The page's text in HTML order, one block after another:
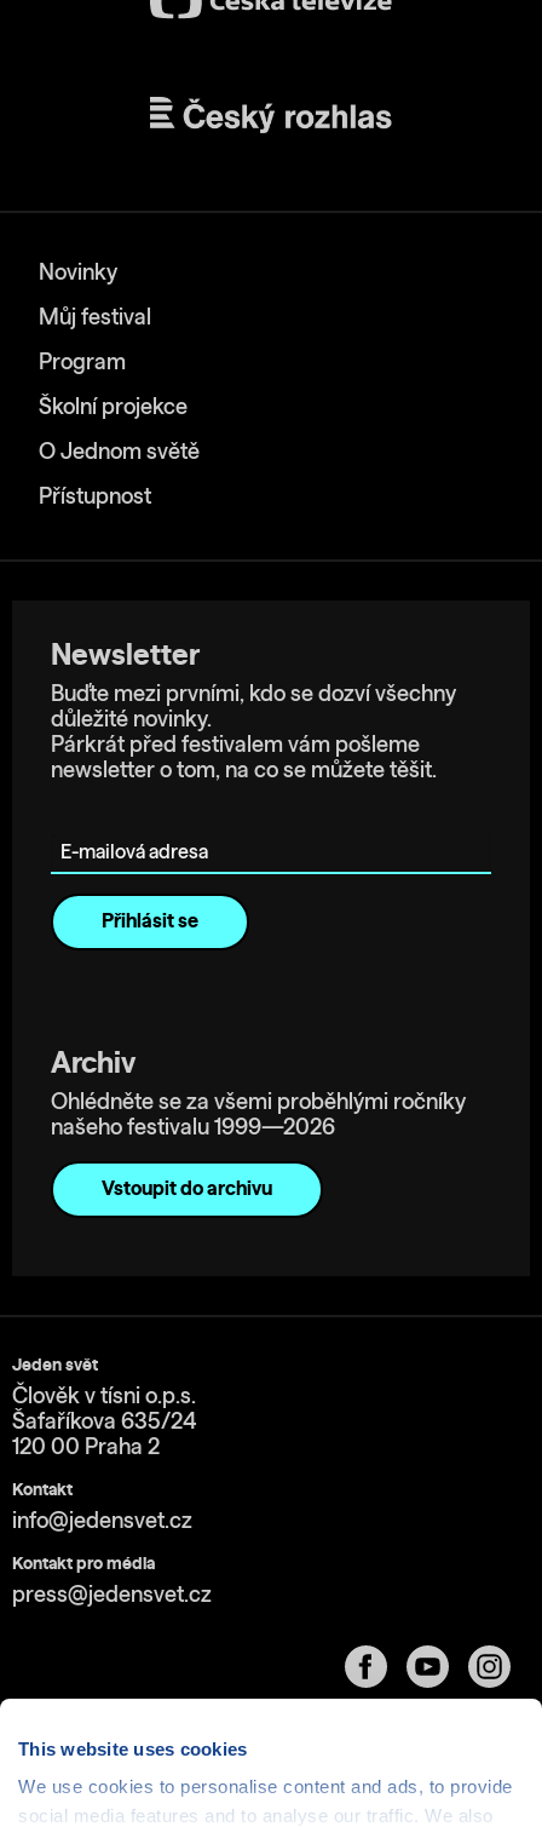
This website uses cookies
We use cookies to personalise content and ads, to provide
social media features and to analyse our traffic. We also
Novinky
Můj festival
Program
Školní projekce
O Jednom světě
Přístupnost
Newsletter
Buďte mezi prvními, kdo se dozví všechny
důležité novinky.
Párkrát před festivalem vám pošleme
newsletter o tom, na co se můžete těšit.
Archiv
Ohlédněte se za všemi proběhlými ročníky
našeho festivalu 1999—2026
Vstoupit do archivu
Jeden svět
Člověk v tísni o.p.s.
Šafaříkova 635/24
120 00 Praha 2
Kontakt
info@jedensvet.cz
Kontakt pro média
press@jedensvet.cz
Cookies| © 1999-2026 Člověk v tísni o.p.s., web běží